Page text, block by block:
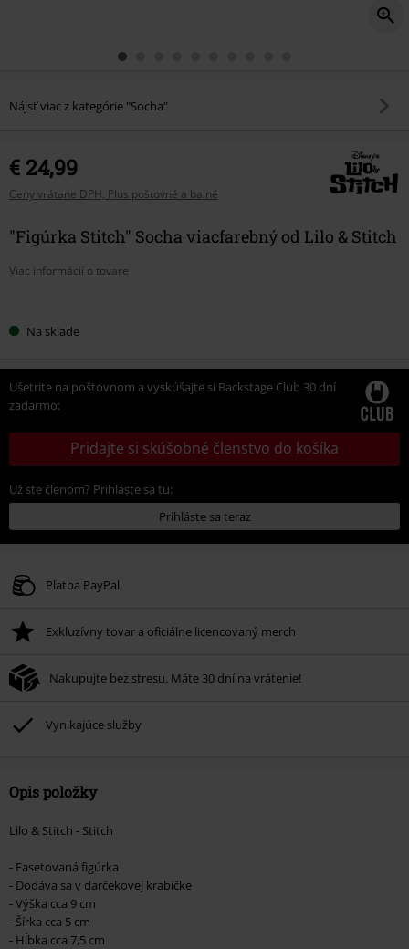
Nájsť viac z kategórie "Socha"
€ 24,99
Ceny vrátane DPH, Plus poštovné a balné
"Figúrka Stitch" Socha viacfarebný od Lilo & Stitch
Viac informácií o tovare
si Na sklade
Ušetrite na poštovnom a vyskúšajte si Backstage Club 30 dní
zadarmo:
Pridajte si skúšobné členstvo do košíka
Už ste členom? Prihláste sa tu:
Prihláste sa teraz
Platba PayPal
Exkluzívny tovar a oficiálne licencovaný merch
Nakupujte bez stresu. Máte 30 dní na vrátenie!
Vynikajúce služby
Opis položky
Lilo & Stitch - Stitch
- Fasetovaná figúrka
- Dodáva sa v darčekovej krabičke
- Výška cca 9 cm
- Šírka cca 5 cm
- Hĺbka cca 7,5 cm